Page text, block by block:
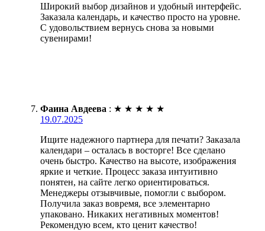
Широкий выбор дизайнов и удобный интерфейс.
Заказала календарь, и качество просто на уровне.
С удовольствием вернусь снова за новыми
сувенирами!
Фаина Авдеева : ★ ★ ★ ★ ★
19.07.2025
Ищите надежного партнера для печати? Заказала
календари – осталась в восторге! Все сделано
очень быстро. Качество на высоте, изображения
яркие и четкие. Процесс заказа интуитивно
понятен, на сайте легко ориентироваться.
Менеджеры отзывчивые, помогли с выбором.
Получила заказ вовремя, все элементарно
упаковано. Никаких негативных моментов!
Рекомендую всем, кто ценит качество!